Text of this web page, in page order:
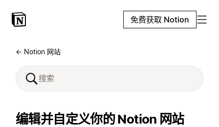
免费获取 Notion
← Notion 网站
编辑并自定义你的 Notion 网站